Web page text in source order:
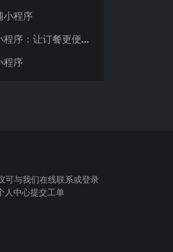
小程序
外卖小程序：让订餐更便捷，吃货的福音
程序
可与我们在线联系或登录
人中心提交工单